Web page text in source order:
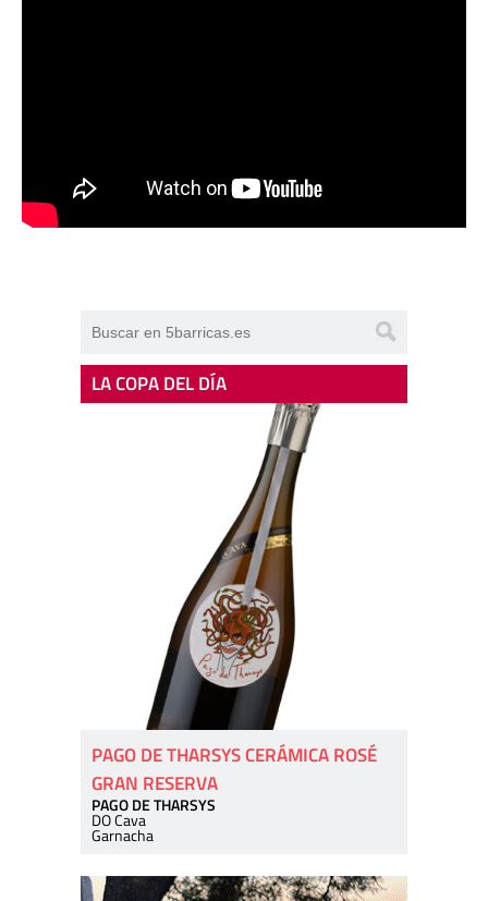
LA COPA DEL DÍA
PAGO DE THARSYS CERÁMICA ROSÉ
GRAN RESERVA
PAGO DE THARSYS
DO Cava
Garnacha